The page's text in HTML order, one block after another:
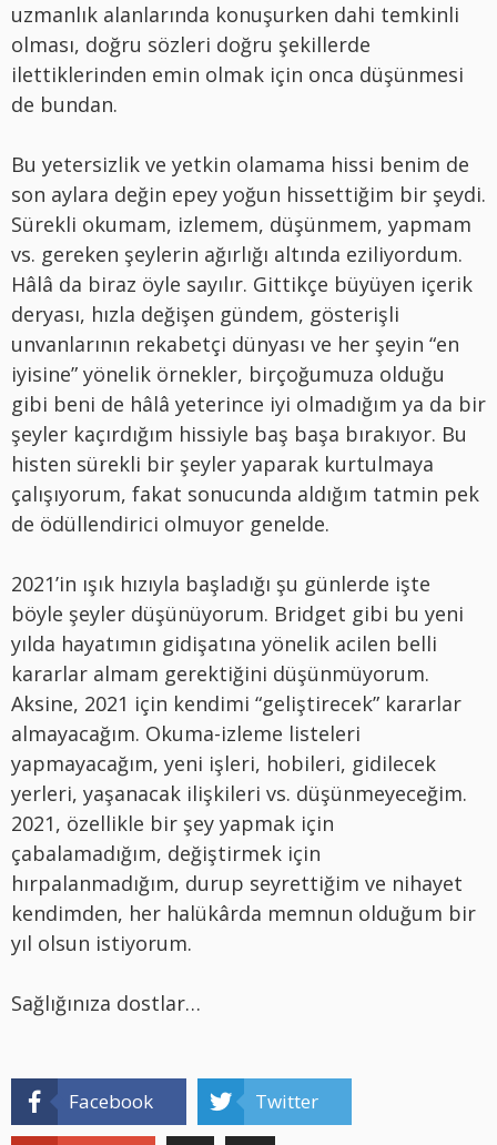
uzmanlık alanlarında konuşurken dahi temkinli
olması, doğru sözleri doğru şekillerde
ilettiklerinden emin olmak için onca düşünmesi
de bundan.
Bu yetersizlik ve yetkin olamama hissi benim de
son aylara değin epey yoğun hissettiğim bir şeydi.
Sürekli okumam, izlemem, düşünmem, yapmam
vs. gereken şeylerin ağırlığı altında eziliyordum.
Hâlâ da biraz öyle sayılır. Gittikçe büyüyen içerik
deryası, hızla değişen gündem, gösterişli
unvanlarının rekabetçi dünyası ve her şeyin “en
iyisine” yönelik örnekler, birçoğumuza olduğu
gibi beni de hâlâ yeterince iyi olmadığım ya da bir
şeyler kaçırdığım hissiyle baş başa bırakıyor. Bu
histen sürekli bir şeyler yaparak kurtulmaya
çalışıyorum, fakat sonucunda aldığım tatmin pek
de ödüllendirici olmuyor genelde.
2021’in ışık hızıyla başladığı şu günlerde işte
böyle şeyler düşünüyorum. Bridget gibi bu yeni
yılda hayatımın gidişatına yönelik acilen belli
kararlar almam gerektiğini düşünmüyorum.
Aksine, 2021 için kendimi “geliştirecek” kararlar
almayacağım. Okuma-izleme listeleri
yapmayacağım, yeni işleri, hobileri, gidilecek
yerleri, yaşanacak ilişkileri vs. düşünmeyeceğim.
2021, özellikle bir şey yapmak için
çabalamadığım, değiştirmek için
hırpalanmadığım, durup seyrettiğim ve nihayet
kendimden, her halükârda memnun olduğum bir
yıl olsun istiyorum.
Sağlığınıza dostlar…
Facebook Twitter